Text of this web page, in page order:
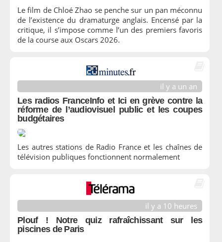
Le film de Chloé Zhao se penche sur un pan méconnu
de l’existence du dramaturge anglais. Encensé par la
critique, il s’impose comme l’un des premiers favoris
de la course aux Oscars 2026.
il y a un an
Les radios FranceInfo et Ici en grève contre la
réforme de l’audiovisuel public et les coupes
budgétaires
Les autres stations de Radio France et les chaînes de
télévision publiques fonctionnent normalement
il y a 10 heures
Plouf ! Notre quiz rafraîchissant sur les
piscines de Paris